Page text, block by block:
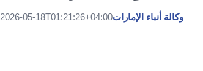
وكالة أنباء الإمارات2026-05-18T01:21:26+04:00